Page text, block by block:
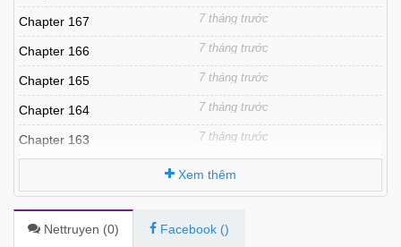
Chapter 167 7 tháng trước
Chapter 166 7 tháng trước
Chapter 165 7 tháng trước
Chapter 164 7 tháng trước
Chapter 163 7 tháng trước
Chapter 161 7 tháng trước
Chapter 160 7 tháng trước
Xem thêm
Nettruyen (0) Facebook ()